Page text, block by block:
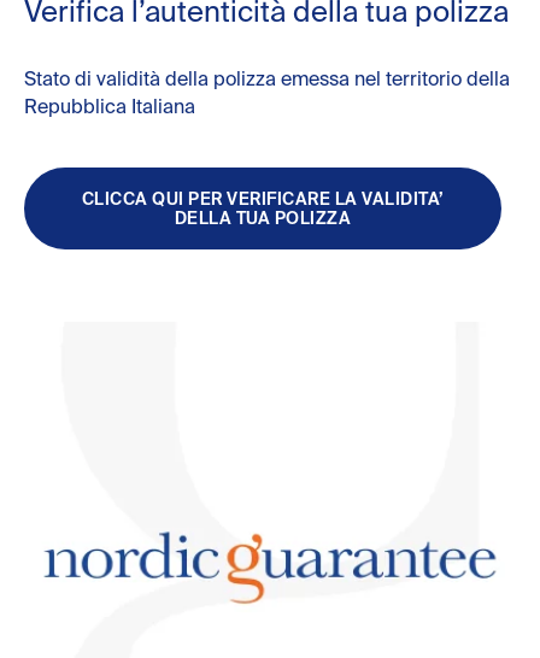
Verifica l’autenticità della tua polizza
Stato di validità della polizza emessa nel territorio della
Repubblica Italiana
CLICCA QUI PER VERIFICARE LA VALIDITA’
DELLA TUA POLIZZA